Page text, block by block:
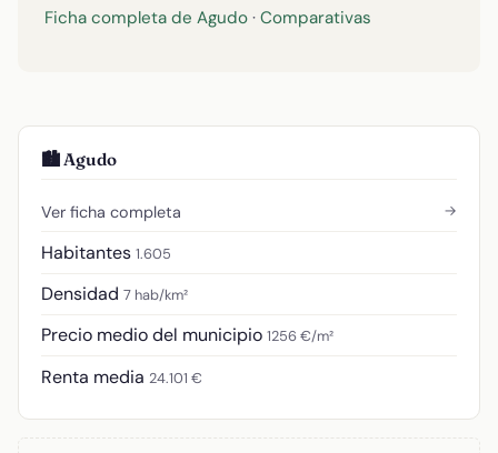
Ficha completa de Agudo · Comparativas
🏙️ Agudo
Ver ficha completa →
Habitantes 1.605
Densidad 7 hab/km²
Precio medio del municipio 1256 €/m²
Renta media 24.101 €